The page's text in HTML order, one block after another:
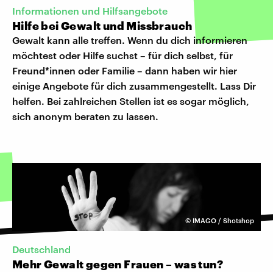
Informationen und Hilfsangebote
Hilfe bei Gewalt und Missbrauch
Gewalt kann alle treffen. Wenn du dich informieren
möchtest oder Hilfe suchst – für dich selbst, für
Freund*innen oder Familie – dann haben wir hier
einige Angebote für dich zusammengestellt. Lass Dir
helfen. Bei zahlreichen Stellen ist es sogar möglich,
sich anonym beraten zu lassen.
© IMAGO / Shotshop
Deutschland
Mehr Gewalt gegen Frauen – was tun?